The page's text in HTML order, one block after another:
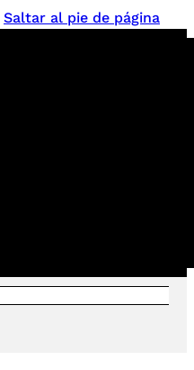
Saltar al pie de página